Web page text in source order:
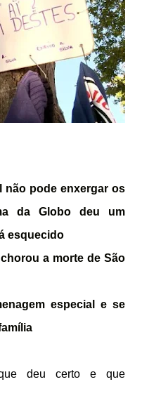
não pode enxergar os
da Globo deu um
esquecido
a morte de São
especial e se
que deu certo e que